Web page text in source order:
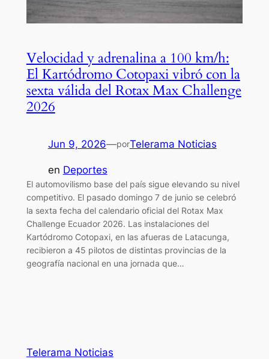
Velocidad y adrenalina a 100 km/h:
El Kartódromo Cotopaxi vibró con la
sexta válida del Rotax Max Challenge
2026
Jun 9, 2026—porTelerama Noticias
en Deportes
El automovilismo base del país sigue elevando su nivel
competitivo. El pasado domingo 7 de junio se celebró
la sexta fecha del calendario oficial del Rotax Max
Challenge Ecuador 2026. Las instalaciones del
Kartódromo Cotopaxi, en las afueras de Latacunga,
recibieron a 45 pilotos de distintas provincias de la
geografía nacional en una jornada que…
Telerama Noticias